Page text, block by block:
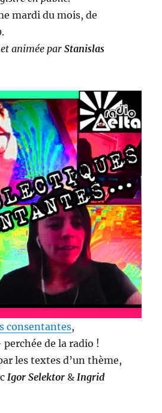
mardi du mois, de
animée par Stanislas
consentantes,
perchée de la radio !
les textes d’un thème,
Igor Selektor& Ingrid